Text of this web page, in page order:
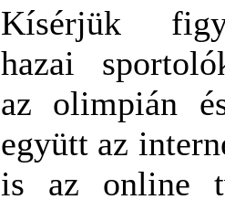
Kísérjük
hazai
az olimpián
együtt az
is az online